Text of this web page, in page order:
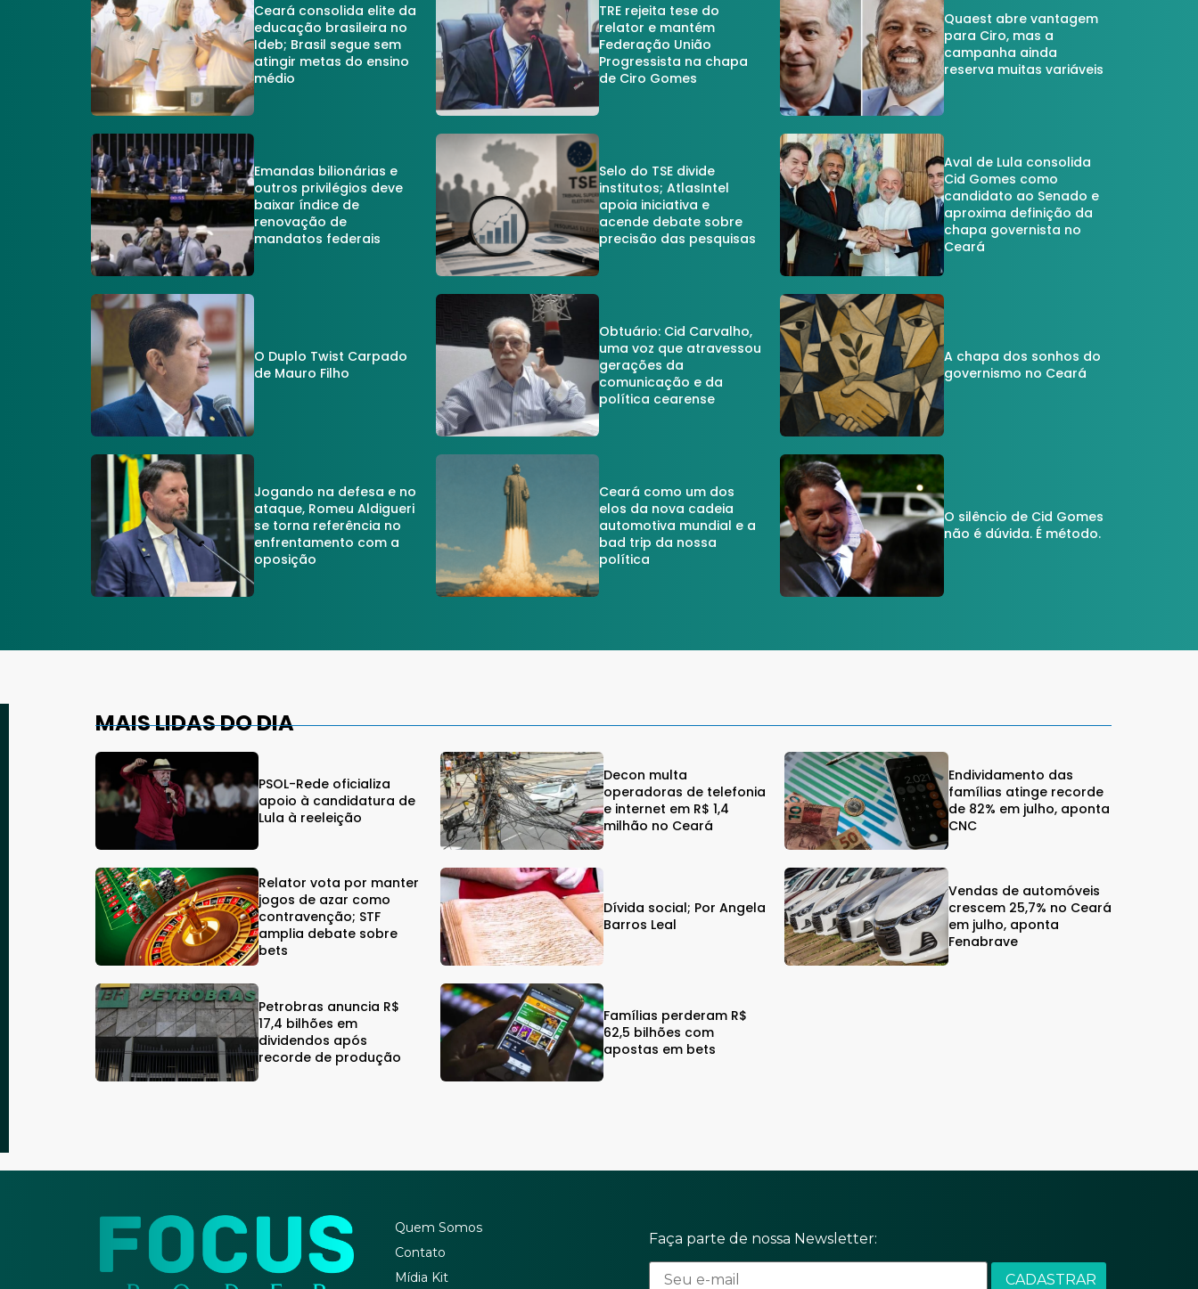
Ceará consolida elite da
educação brasileira no
Ideb; Brasil segue sem
atingir metas do ensino
médio
TRE rejeita tese do
relator e mantém
Federação União
Progressista na chapa
de Ciro Gomes
Quaest abre vantagem
para Ciro, mas a
campanha ainda
reserva muitas variáveis
Emandas bilionárias e
outros privilégios deve
baixar índice de
renovação de
mandatos federais
Selo do TSE divide
institutos; AtlasIntel
apoia iniciativa e
acende debate sobre
precisão das pesquisas
Aval de Lula consolida
Cid Gomes como
candidato ao Senado e
aproxima definição da
chapa governista no
Ceará
O Duplo Twist Carpado
de Mauro Filho
Obtuário: Cid Carvalho,
uma voz que atravessou
gerações da
comunicação e da
política cearense
A chapa dos sonhos do
governismo no Ceará
Jogando na defesa e no
ataque, Romeu Aldigueri
se torna referência no
enfrentamento com a
oposição
Ceará como um dos
elos da nova cadeia
automotiva mundial e a
bad trip da nossa
política
O silêncio de Cid Gomes
não é dúvida. É método.
MAIS LIDAS DO DIA
PSOL-Rede oficializa
apoio à candidatura de
Lula à reeleição
Decon multa
operadoras de telefonia
e internet em R$ 1,4
milhão no Ceará
Endividamento das
famílias atinge recorde
de 82% em julho, aponta
CNC
Relator vota por manter
jogos de azar como
contravenção; STF
amplia debate sobre
bets
Dívida social; Por Angela
Barros Leal
Vendas de automóveis
crescem 25,7% no Ceará
em julho, aponta
Fenabrave
Petrobras anuncia R$
17,4 bilhões em
dividendos após
recorde de produção
Famílias perderam R$
62,5 bilhões com
apostas em bets
Quem Somos
Contato
Mídia Kit
Faça parte de nossa Newsletter: